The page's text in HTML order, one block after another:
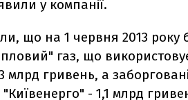
у компанії.
що на 1 червня 2013 року
газ, що
млрд гривень, а
- 1,1 млрд